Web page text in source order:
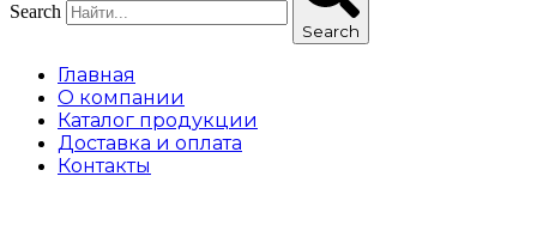
Search
Search
Главная
О компании
Каталог продукции
Доставка и оплата
Контакты